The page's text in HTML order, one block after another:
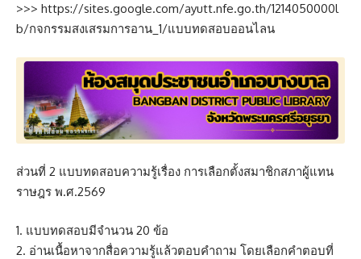
>>> https://sites.google.com/ayutt.nfe.go.th/1214050000l
b/กจกรรมสงเสรมการอาน_1/แบบทดสอบออนไลน
ส่วนที่ 2 แบบทดสอบความรู้เรื่อง การเลือกตั้งสมาชิกสภาผู้แทน
ราษฎร พ.ศ.2569
1. แบบทดสอบมีจำนวน 20 ข้อ
2. อ่านเนื้อหาจากสื่อความรู้แล้วตอบคำถาม โดยเลือกคำตอบที่